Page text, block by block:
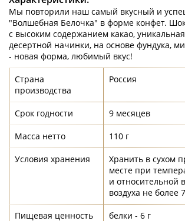
Мы повторили наш самый вкусный и
"Волшебная Белочка" в форме конфет.
с высоким содержанием какао,
десертной начинки, на основе фундука,
- новая форма, любимый вкус!
Страна
производства
Россия
Срок годности 9 месяцев
Масса нетто 110 г
Условия хранения
Хранить в сухом
месте при
и относительной
воздуха не более
Пищевая ценность
белки - 6 г